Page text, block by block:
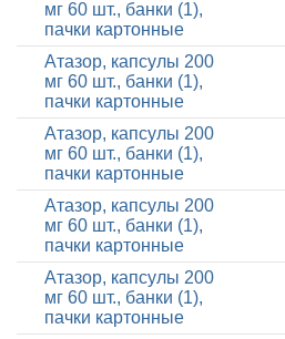
мг 60 шт., банки (1),
пачки картонные
Атазор, капсулы 200
мг 60 шт., банки (1),
пачки картонные
Атазор, капсулы 200
мг 60 шт., банки (1),
пачки картонные
Атазор, капсулы 200
мг 60 шт., банки (1),
пачки картонные
Атазор, капсулы 200
мг 60 шт., банки (1),
пачки картонные